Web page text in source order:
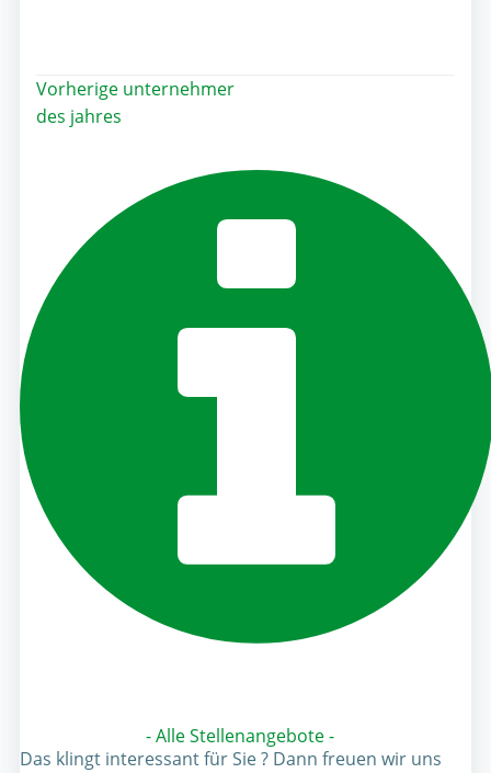
Post
navigation
Vorherige unternehmer
des jahres
- Alle Stellenangebote -
Das klingt interessant für Sie ? Dann freuen wir uns